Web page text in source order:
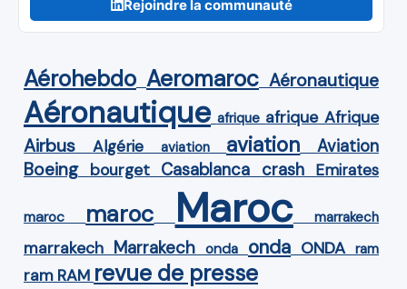
Rejoindre la communauté
Aérohebdo Aeromaroc Aéronautique
Aéronautique afrique afrique Afrique
Airbus Algérie aviation aviation Aviation
Boeing bourget Casablanca crash Emirates
maroc maroc Maroc marrakech
marrakech Marrakech onda onda ONDA ram
ram RAM revue de presse